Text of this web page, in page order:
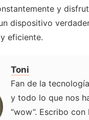
y
dispositivo
eficiente.
Toni
Fan de la
y todo lo que nos
“wow”. Escribo con